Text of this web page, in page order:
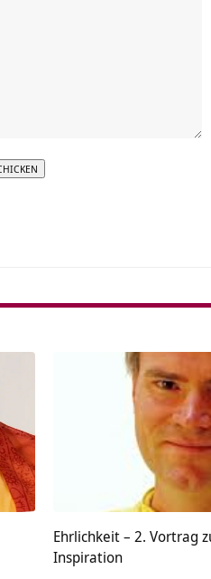
Ehrlichkeit – 2. Vortrag
Inspiration